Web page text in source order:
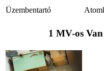
Üzembentartó
1 MV-os